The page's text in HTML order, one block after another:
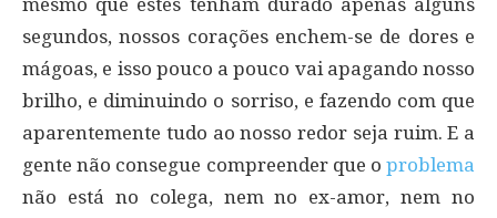
segundos, nossos corações enchem-se de dores e
mágoas, e isso pouco a pouco vai apagando nosso
brilho, e diminuindo o sorriso, e fazendo com que
aparentemente tudo ao nosso redor seja ruim. E a
gente não consegue compreender que o problema
não está no colega, nem no ex-amor, nem no